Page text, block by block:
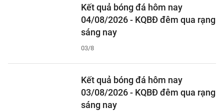
Kết quả bóng đá hôm nay
04/08/2026 - KQBĐ đêm qua rạng
sáng nay
03/8
Kết quả bóng đá hôm nay
03/08/2026 - KQBĐ đêm qua rạng
sáng nay